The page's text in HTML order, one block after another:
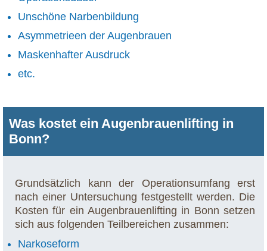
Unschöne Narbenbildung
Asymmetrieen der Augenbrauen
Maskenhafter Ausdruck
etc.
Was kostet ein Augenbrauenlifting in
Bonn?
Grundsätzlich kann der Operationsumfang erst
nach einer Untersuchung festgestellt werden. Die
Kosten für ein Augenbrauenlifting in Bonn setzen
sich aus folgenden Teilbereichen zusammen:
Narkoseform